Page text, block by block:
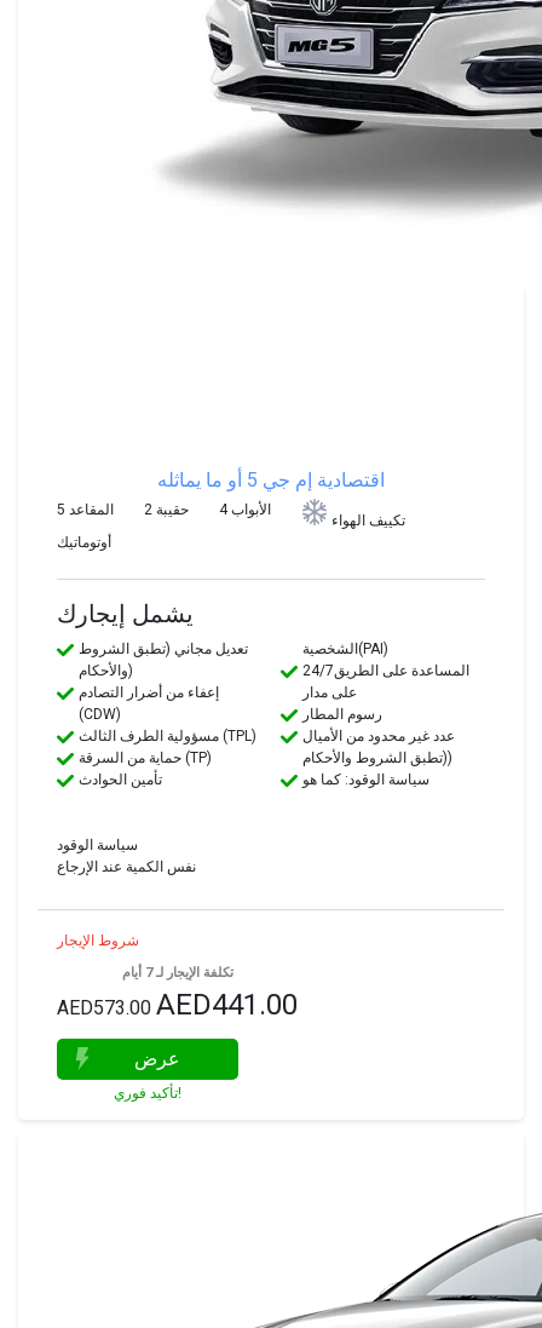
اقتصادية إم جي 5 أو ما يماثله
5 المقاعد 2 حقيبة 4 الأبواب
تكييف الهواء
أوتوماتيك
يشمل إيجارك
تعديل مجاني (تطبق الشروط
والأحكام)
إعفاء من أضرار التصادم
(CDW)
مسؤولية الطرف الثالث (TPL)
حماية من السرقة (TP)
تأمين الحوادث
الشخصية(PAI)
24/7المساعدة على الطريق
على مدار
رسوم المطار
عدد غير محدود من الأميال
(تطبق الشروط والأحكام)
سياسة الوقود: كما هو
سياسة الوقود
نفس الكمية عند الإرجاع
شروط الإيجار
تكلفة الإيجار لـ 7 أيام
AED573.00 AED441.00
عرض
تأكيد فوري!